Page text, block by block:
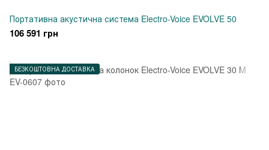
Портативна акустична система Electro-Voice EVOLVE 50
106 591 грн
БЕЗКОШТОВНА ДОСТАВКА